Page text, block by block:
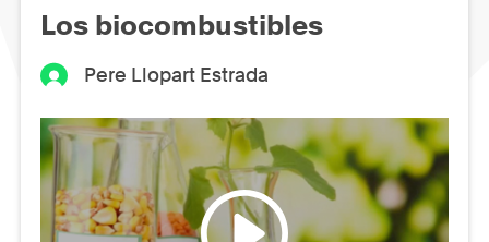
Los biocombustibles
Pere Llopart Estrada